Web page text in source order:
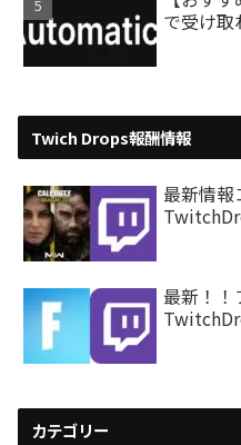
で受け取
Twich Drops報酬情報
最新情報
最新！！
カテゴリー